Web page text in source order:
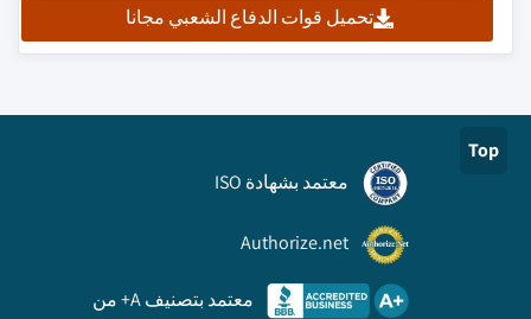
تحميل قوات الدفاع الشعبي مجانا
Top
معتمد بشهادة ISO
Authorize.net
معتمد بتصنيف A+ من